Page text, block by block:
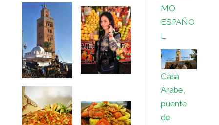
MO
ESPAÑO
L
Casa
Árabe,
puente
de